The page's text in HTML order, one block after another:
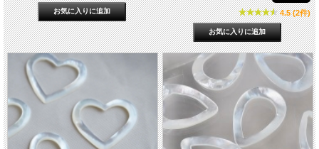
4.5 (2件)